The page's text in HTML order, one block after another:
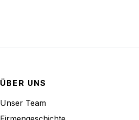
ÜBER UNS
Unser Team